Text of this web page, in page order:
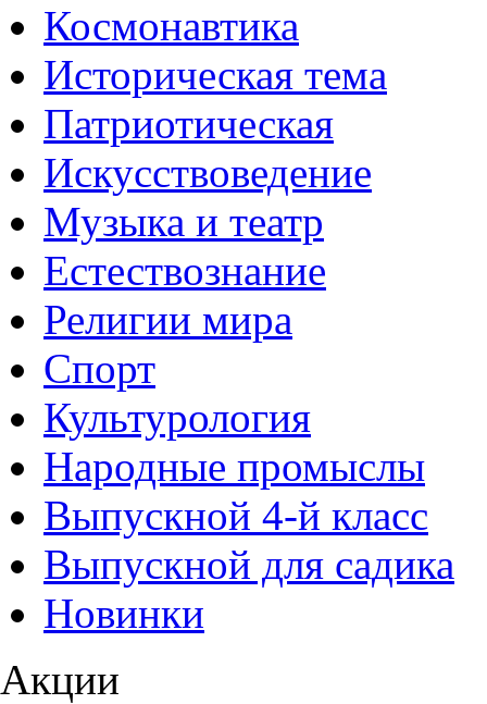
Космонавтика
Историческая тема
Патриотическая
Искусствоведение
Музыка и театр
Естествознание
Религии мира
Спорт
Культурология
Народные промыслы
Выпускной 4-й класс
Выпускной для садика
Новинки
Акции